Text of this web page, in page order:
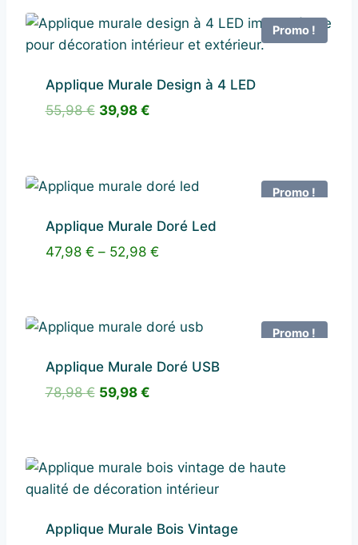
Promo !
Applique Murale Design à 4 LED
55,98€ Le
55,98 €.
39,98 €Le
39,98 €.
Promo !
Applique Murale Doré Led
47,98 € – 52,98 €
Promo !
Applique Murale Doré USB
78,98€ Le
78,98 €.
59,98 €Le
59,98 €.
Applique Murale Bois Vintage